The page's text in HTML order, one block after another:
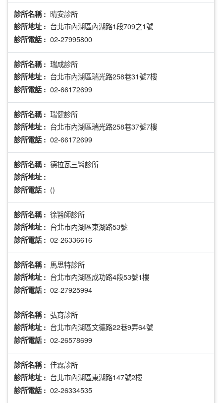
診所名稱 : 晴安診所
診所地址 : 台北市內湖區內湖路1段709之1號
診所電話 : 02-27995800
診所名稱 : 瑞成診所
診所地址 : 台北市內湖區瑞光路258巷31號7樓
診所電話 : 02-66172699
診所名稱 : 瑞健診所
診所地址 : 台北市內湖區瑞光路258巷37號7樓
診所電話 : 02-66172699
診所名稱 : 德拉瓦三醫診所
診所地址 :
診所電話 : ()
診所名稱 : 徐醫師診所
診所地址 : 台北市內湖區東湖路53號
診所電話 : 02-26336616
診所名稱 : 馬思特診所
診所地址 : 台北市內湖區成功路4段53號1樓
診所電話 : 02-27925994
診所名稱 : 弘育診所
診所地址 : 台北市內湖區文德路22巷9弄64號
診所電話 : 02-26578699
診所名稱 : 佳霖診所
診所地址 : 台北市內湖區東湖路147號2樓
診所電話 : 02-26334535